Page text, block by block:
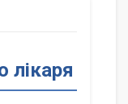
лікаря